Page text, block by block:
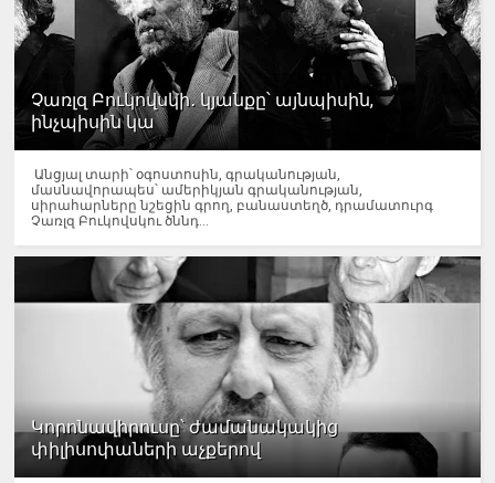
Չառլզ Բուկովսկի․ կյանքը՝ այնպիսին,
ինչպիսին կա
Անցյալ տարի՝ օգոստոսին, գրականության,
մասնավորապես՝ ամերիկյան գրականության,
սիրահարները նշեցին գրող, բանաստեղծ, դրամատուրգ
Չառլզ Բուկովսկու ծննդ...
Կորոնավիրուսը՝ ժամանակակից
փիլիսոփաների աչքերով